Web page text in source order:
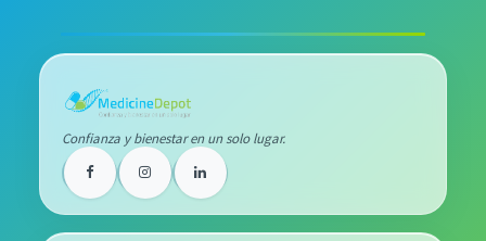
Confianza y bienestar en un solo lugar.